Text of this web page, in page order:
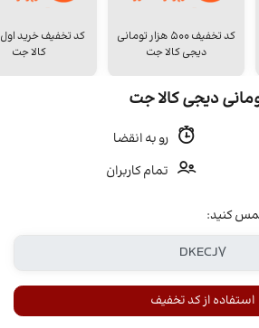
کد تخفیف 500 هزار تومانی
دیجی کالا جت
کد تخفیف خرید
کالا جت
رو به انقضا
تمام کاربران
کنید:
استفاده از کد تخفیف